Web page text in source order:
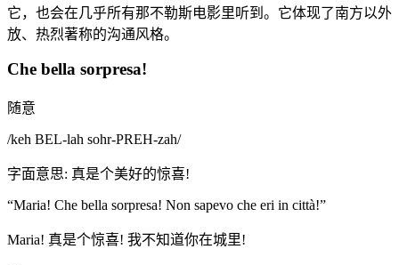
它，也会在几乎所有那不勒斯电影里听到。它体现了南方以外
放、热烈著称的沟通风格。
Che bella sorpresa!
随意
/keh BEL-lah sohr-PREH-zah/
字面意思: 真是个美好的惊喜!
“Maria! Che bella sorpresa! Non sapevo che eri in città!”
Maria! 真是个惊喜! 我不知道你在城里!